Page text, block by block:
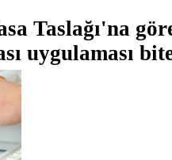
Taslağı'na
uygulaması